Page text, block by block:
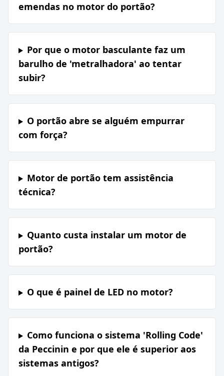
emendas no motor do portão?
Por que o motor basculante faz um
barulho de 'metralhadora' ao tentar
subir?
O portão abre se alguém empurrar
com força?
Motor de portão tem assistência
técnica?
Quanto custa instalar um motor de
portão?
O que é painel de LED no motor?
Como funciona o sistema 'Rolling Code'
da Peccinin e por que ele é superior aos
sistemas antigos?